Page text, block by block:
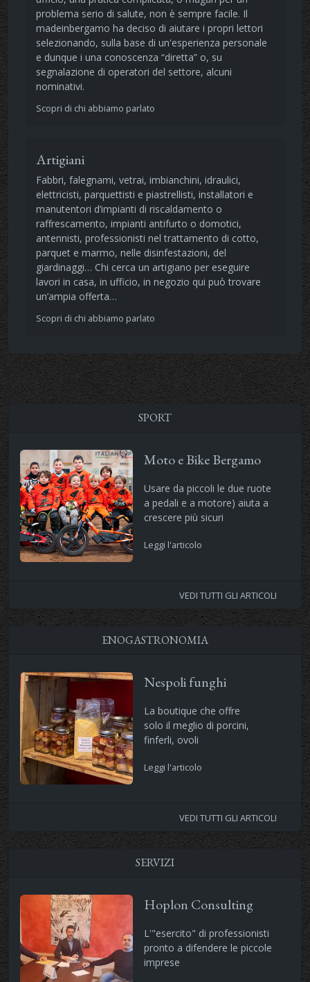
problema serio di salute, non è sempre facile. Il
madeinbergamo ha deciso di aiutare i propri lettori
selezionando, sulla base di un'esperienza personale
e dunque i una conoscenza “diretta” o, su
segnalazione di operatori del settore, alcuni
nominativi.
Scopri di chi abbiamo parlato
Artigiani
Fabbri, falegnami, vetrai, imbianchini, idraulici,
elettricisti, parquettisti e piastrellisti, installatori e
manutentori d’impianti di riscaldamento o
raffrescamento, impianti antifurto o domotici,
antennisti, professionisti nel trattamento di cotto,
parquet e marmo, nelle disinfestazioni, del
giardinaggi… Chi cerca un artigiano per eseguire
lavori in casa, in ufficio, in negozio qui può trovare
un’ampia offerta…
Scopri di chi abbiamo parlato
SPORT
Moto e Bike Bergamo
Usare da piccoli le due ruote
a pedali e a motore) aiuta a
crescere più sicuri
Leggi l'articolo
VEDI TUTTI GLI ARTICOLI
ENOGASTRONOMIA
Nespoli funghi
La boutique che offre
solo il meglio di porcini,
finferli, ovoli
Leggi l'articolo
VEDI TUTTI GLI ARTICOLI
SERVIZI
Hoplon Consulting
L'"esercito" di professionisti
pronto a difendere le piccole
imprese